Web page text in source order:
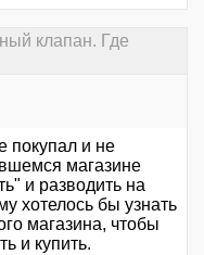
клапан. Где
покупал и не
магазине
и разводить на
хотелось бы узнать
магазина, чтобы
и купить.